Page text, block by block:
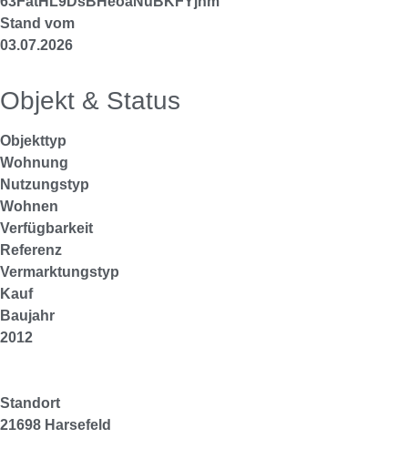
Stand vom
03.07.2026
Objekt & Status
Objekttyp
Wohnung
Nutzungstyp
Wohnen
Verfügbarkeit
Referenz
Vermarktungstyp
Kauf
Baujahr
2012
Standort
21698 Harsefeld